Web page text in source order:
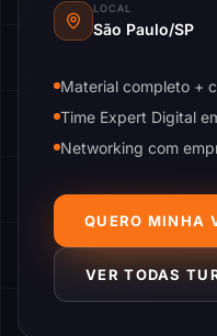
LOCAL
São Paulo/SP
Material completo +
Time Expert Digital
Networking com
QUERO MINHA
VER TODAS